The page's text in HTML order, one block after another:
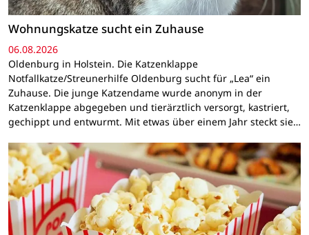
Wohnungskatze sucht ein Zuhause
06.08.2026
Oldenburg in Holstein. Die Katzenklappe
Notfallkatze/Streunerhilfe Oldenburg sucht für „Lea“ ein
Zuhause. Die junge Katzendame wurde anonym in der
Katzenklappe abgegeben und tierärztlich versorgt, kastriert,
gechippt und entwurmt. Mit etwas über einem Jahr steckt sie…